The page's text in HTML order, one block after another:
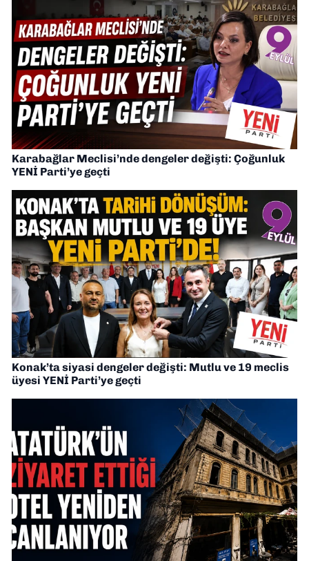
Karabağlar Meclisi’nde dengeler değişti: Çoğunluk
YENİ Parti’ye geçti
Konak’ta siyasi dengeler değişti: Mutlu ve 19 meclis
üyesi YENİ Parti’ye geçti